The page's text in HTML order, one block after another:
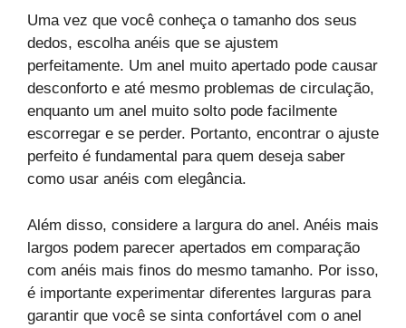
Uma vez que você conheça o tamanho dos seus
dedos, escolha anéis que se ajustem
perfeitamente. Um anel muito apertado pode causar
desconforto e até mesmo problemas de circulação,
enquanto um anel muito solto pode facilmente
escorregar e se perder. Portanto, encontrar o ajuste
perfeito é fundamental para quem deseja saber
como usar anéis com elegância.
Além disso, considere a largura do anel. Anéis mais
largos podem parecer apertados em comparação
com anéis mais finos do mesmo tamanho. Por isso,
é importante experimentar diferentes larguras para
garantir que você se sinta confortável com o anel